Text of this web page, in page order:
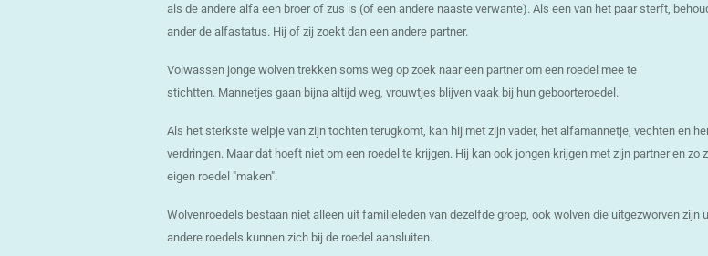
als de andere alfa een broer of zus is (of een andere naaste verwante). Als een van het paar sterft,
ander de alfastatus. Hij of zij zoekt dan een andere partner.
Volwassen jonge wolven trekken soms weg op zoek naar een partner om een roedel mee te
stichtten. Mannetjes gaan bijna altijd weg, vrouwtjes blijven vaak bij hun geboorteroedel.
Als het sterkste welpje van zijn tochten terugkomt, kan hij met zijn vader, het alfamannetje, vechten en
verdringen. Maar dat hoeft niet om een roedel te krijgen. Hij kan ook jongen krijgen met zijn partner en zo
eigen roedel "maken".
Wolvenroedels bestaan niet alleen uit familieleden van dezelfde groep, ook wolven die uitgezworven zijn
andere roedels kunnen zich bij de roedel aansluiten.